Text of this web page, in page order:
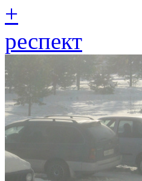
+
респект